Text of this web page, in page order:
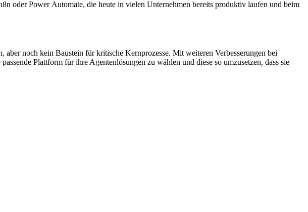
oder Power Automate, die heute in vielen Unternehmen bereits produktiv laufen und beim
noch kein Baustein für kritische Kernprozesse. Mit weiteren Verbesserungen bei
Plattform für ihre Agentenlösungen zu wählen und diese so umzusetzen, dass sie